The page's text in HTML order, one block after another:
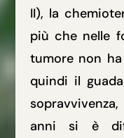
II), la
più che nelle
tumore non
quindi il
anni si è